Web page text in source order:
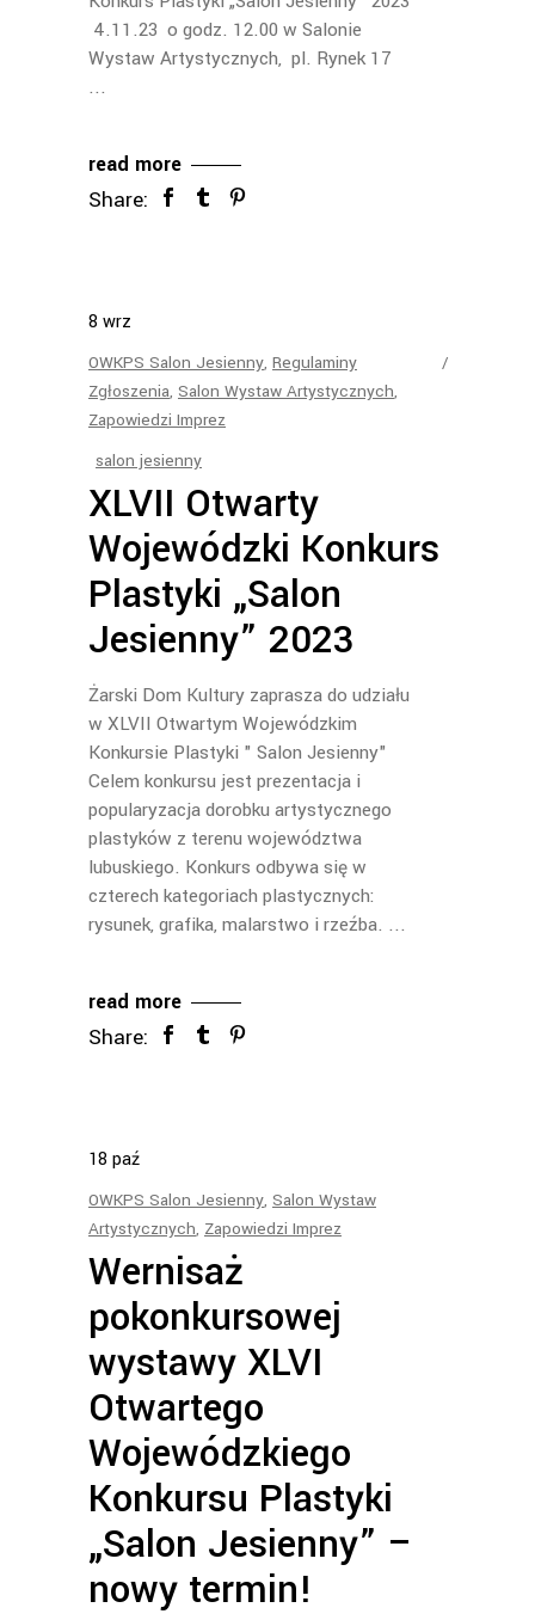
4.11.23 o godz. 12.00 w Salonie
Wystaw Artystycznych, pl. Rynek 17
read more
Share:
8 wrz
OWKPS Salon Jesienny, Regulaminy
Zgłoszenia, Salon Wystaw Artystycznych,
Zapowiedzi Imprez
salon jesienny
XLVII Otwarty
Wojewódzki Konkurs
Plastyki „Salon
Jesienny” 2023
Żarski Dom Kultury zaprasza do udziału
w XLVII Otwartym Wojewódzkim
Konkursie Plastyki " Salon Jesienny"
Celem konkursu jest prezentacja i
popularyzacja dorobku artystycznego
plastyków z terenu województwa
lubuskiego. Konkurs odbywa się w
czterech kategoriach plastycznych:
rysunek, grafika, malarstwo i rzeźba.
read more
Share:
18 paź
OWKPS Salon Jesienny, Salon Wystaw
Artystycznych, Zapowiedzi Imprez
Wernisaż
pokonkursowej
wystawy XLVI
Otwartego
Wojewódzkiego
Konkursu Plastyki
„Salon Jesienny” –
nowy termin!